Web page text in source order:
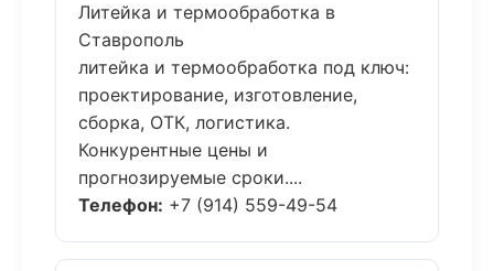
Литейка и термообработка в
Ставрополь
литейка и термообработка под ключ:
проектирование, изготовление,
сборка, ОТК, логистика.
Конкурентные цены и
прогнозируемые сроки....
Телефон: +7 (914) 559-49-54